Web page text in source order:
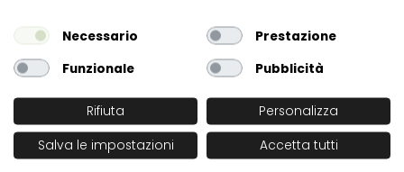
L'Azienda
Necessario
Prestazione
Funzionale
Pubblicità
Rifiuta
Personalizza
Salva le impostazioni
Accetta tutti